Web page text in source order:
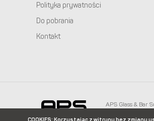
Polityka prywatności
Do pobrania
Kontakt
APS Glass & Bar